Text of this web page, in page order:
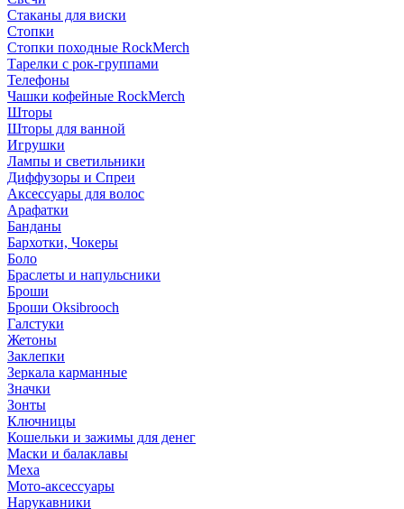
Стаканы для виски
Стопки
Стопки походные RockMerch
Тарелки с рок-группами
Телефоны
Чашки кофейные RockMerch
Шторы
Шторы для ванной
Игрушки
Лампы и светильники
Диффузоры и Спреи
Аксессуары для волос
Арафатки
Банданы
Бархотки, Чокеры
Боло
Браслеты и напульсники
Броши
Броши Oksibrooch
Галстуки
Жетоны
Заклепки
Зеркала карманные
Значки
Зонты
Ключницы
Кошельки и зажимы для денег
Маски и балаклавы
Меха
Мото-аксессуары
Нарукавники